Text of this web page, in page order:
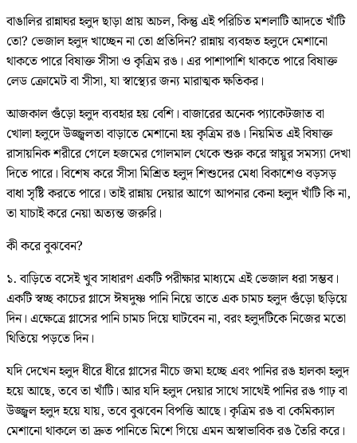
বাঙালির রান্নাঘর হলুদ ছাড়া প্রায় অচল, কিন্তু এই পরিচিত মশলাটি আদতে খাঁটি
তো? ভেজাল হলুদ খাচ্ছেন না তো প্রতিদিন? রান্নায় ব্যবহৃত হলুদে মেশানো
থাকতে পারে বিষাক্ত সীসা ও কৃত্রিম রঙ। এর পাশাপাশি থাকতে পারে বিষাক্ত
লেড ক্রোমেট বা সীসা, যা স্বাস্থ্যের জন্য মারাত্মক ক্ষতিকর।
আজকাল গুঁড়ো হলুদ ব্যবহার হয় বেশি। বাজারের অনেক প্যাকেটজাত বা
খোলা হলুদে উজ্জ্বলতা বাড়াতে মেশানো হয় কৃত্রিম রঙ। নিয়মিত এই বিষাক্ত
রাসায়নিক শরীরে গেলে হজমের গোলমাল থেকে শুরু করে স্নায়ুর সমস্যা দেখা
দিতে পারে। বিশেষ করে সীসা মিশ্রিত হলুদ শিশুদের মেধা বিকাশেও বড়সড়
বাধা সৃষ্টি করতে পারে। তাই রান্নায় দেয়ার আগে আপনার কেনা হলুদ খাঁটি কি না,
তা যাচাই করে নেয়া অত্যন্ত জরুরি।
কী করে বুঝবেন?
১. বাড়িতে বসেই খুব সাধারণ একটি পরীক্ষার মাধ্যমে এই ভেজাল ধরা সম্ভব।
একটি স্বচ্ছ কাচের গ্লাসে ঈষদুষ্ণ পানি নিয়ে তাতে এক চামচ হলুদ গুঁড়ো ছড়িয়ে
দিন। এক্ষেত্রে গ্লাসের পানি চামচ দিয়ে ঘাটবেন না, বরং হলুদটিকে নিজের মতো
থিতিয়ে পড়তে দিন।
যদি দেখেন হলুদ ধীরে ধীরে গ্লাসের নীচে জমা হচ্ছে এবং পানির রঙ হালকা হলুদ
হয়ে আছে, তবে তা খাঁটি। আর যদি হলুদ দেয়ার সাথে সাথেই পানির রঙ গাঢ় বা
উজ্জ্বল হলুদ হয়ে যায়, তবে বুঝবেন বিপত্তি আছে। কৃত্রিম রঙ বা কেমিক্যাল
মেশানো থাকলে তা দ্রুত পানিতে মিশে গিয়ে এমন অস্বাভাবিক রঙ তৈরি করে।